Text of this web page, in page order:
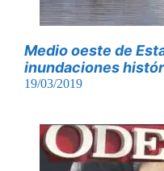
Medio oeste de
inundaciones
19/03/2019